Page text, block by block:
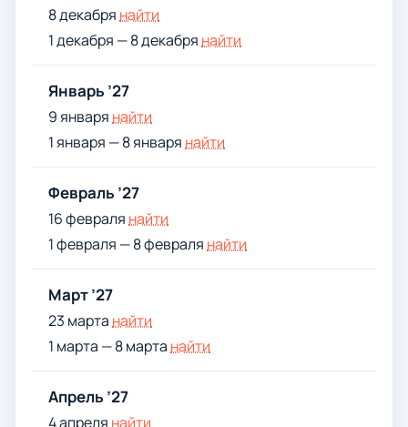
8 декабря найти
1 декабря — 8 декабря найти
Январь ’27
9 января найти
1 января — 8 января найти
Февраль ’27
16 февраля найти
1 февраля — 8 февраля найти
Март ’27
23 марта найти
1 марта — 8 марта найти
Апрель ’27
4 апреля найти